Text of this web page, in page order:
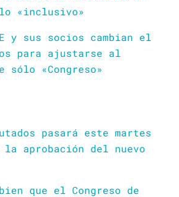
«inclusivo»
y sus socios cambian el
para ajustarse al
«Congreso»
pasará este martes
aprobación del nuevo
bien que el Congreso de